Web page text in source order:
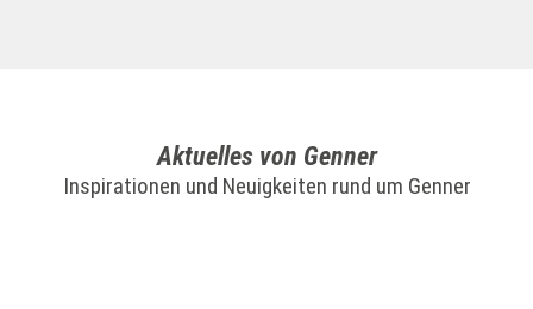
Aktuelles von Genner
Inspirationen und Neuigkeiten rund um Genner